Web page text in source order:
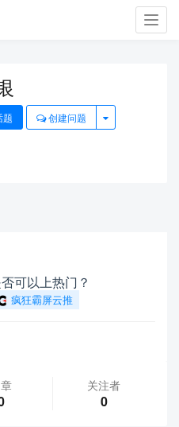
题
创建问题
可以上热门？
疯狂霸屏云推
关注者
0